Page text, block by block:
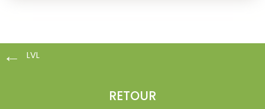
LVL
RETOUR